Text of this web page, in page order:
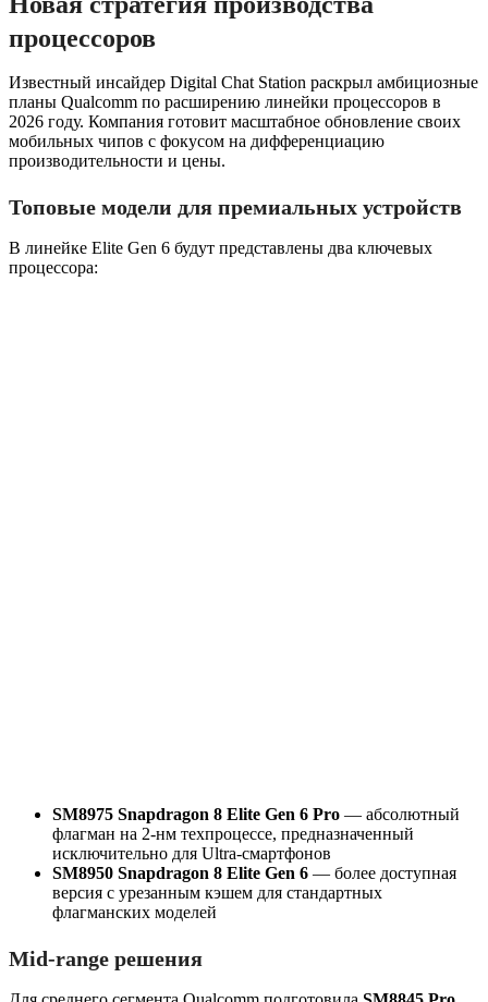
процессоров
Известный инсайдер Digital Chat Station раскрыл амбициозные
планы Qualcomm по расширению линейки процессоров в
2026 году. Компания готовит масштабное обновление своих
мобильных чипов с фокусом на дифференциацию
производительности и цены.
Топовые модели для премиальных устройств
В линейке Elite Gen 6 будут представлены два ключевых
процессора:
SM8975 Snapdragon 8 Elite Gen 6 Pro — абсолютный
флагман на 2‑нм техпроцессе, предназначенный
исключительно для Ultra-смартфонов
SM8950 Snapdragon 8 Elite Gen 6 — более доступная
версия с урезанным кэшем для стандартных
флагманских моделей
Mid-range решения